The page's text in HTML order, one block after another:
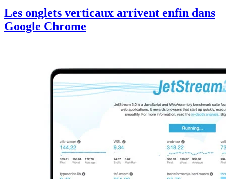
Les onglets verticaux arrivent enfin dans
Google Chrome